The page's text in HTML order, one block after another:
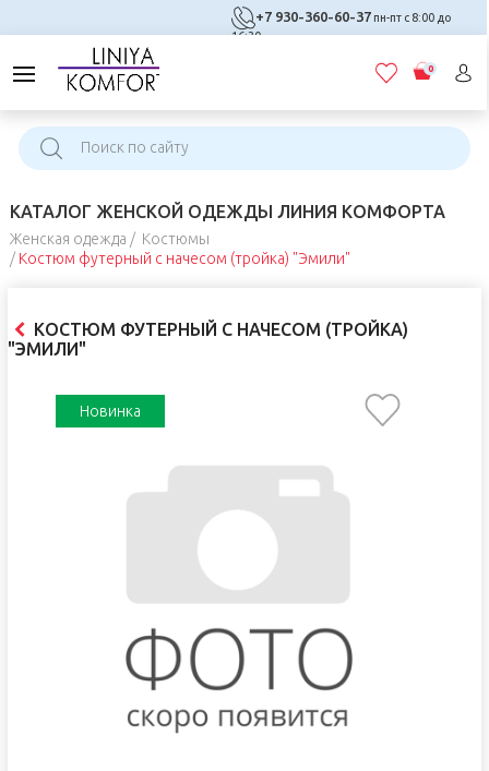
+7 930-360-60-37 пн-пт с 8:00 до
16:30
0
КАТАЛОГ ЖЕНСКОЙ ОДЕЖДЫ ЛИНИЯ КОМФОРТА
Женская одежда
Костюмы
Костюм футерный с начесом (тройка) "Эмили"
КОСТЮМ ФУТЕРНЫЙ С НАЧЕСОМ (ТРОЙКА)
"ЭМИЛИ"
Новинка